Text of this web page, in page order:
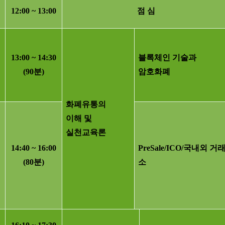
12:00 ~ 13:00 점 심
13:00 ~ 14:30
(90분)
화폐유통의
이해 및
실천교육론
블록체인 기술과
암호화폐
14:40 ~ 16:00
(80분)
PreSale/ICO/국내외 거래
소